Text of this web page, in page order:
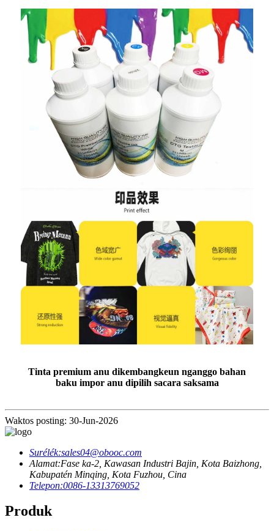
Tinta premium anu dikembangkeun nganggo bahan
baku impor anu dipilih sacara saksama
Waktos posting: 30-Jun-2026
Surélék:sales04@obooc.com
Alamat:Fase ka-2, Kawasan Industri Bajin, Kota Baizhong,
Kabupatén Minqing, Kota Fuzhou, Cina
Telepon:0086-13313769052
Produk